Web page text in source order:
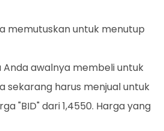
memutuskan untuk menutup
Anda awalnya membeli untuk
sekarang harus menjual untuk
"BID" dari 1,4550. Harga yang